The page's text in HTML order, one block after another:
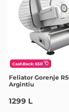
CashBack: 650
Feliator Gorenje
Argintiu
1299 L